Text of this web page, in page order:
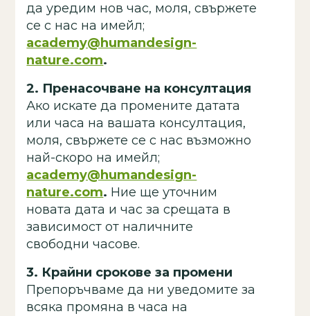
да уредим нов час, моля, свържете
се с нас на имейл;
academy@humandesign-
nature.com.
2. Пренасочване на консултация
Ако искате да промените датата
или часа на вашата консултация,
моля, свържете се с нас възможно
най-скоро на имейл;
academy@humandesign-
nature.com. Ние ще уточним
новата дата и час за срещата в
зависимост от наличните
свободни часове.
3. Крайни срокове за промени
Препоръчваме да ни уведомите за
всяка промяна в часа на